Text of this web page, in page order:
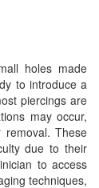
holes made
to introduce a
piercings are
may occur,
These
due to their
to access
techniques,